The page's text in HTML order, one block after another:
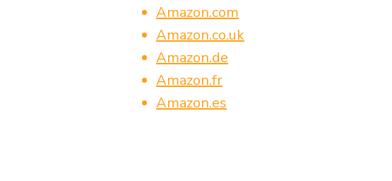
Amazon.com
Amazon.co.uk
Amazon.de
Amazon.fr
Amazon.es